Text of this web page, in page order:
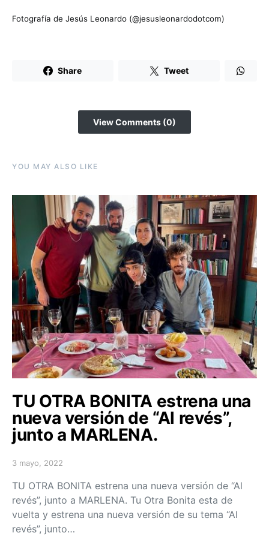
Fotografía de Jesús Leonardo (@jesusleonardodotcom)
Share Tweet
View Comments (0)
YOU MAY ALSO LIKE
TU OTRA BONITA estrena una
nueva versión de “Al revés”,
junto a MARLENA.
Posted on
3 mayo, 2022
TU OTRA BONITA estrena una nueva versión de “Al
revés”, junto a MARLENA. Tu Otra Bonita esta de
vuelta y estrena una nueva versión de su tema “Al
revés”, junto…